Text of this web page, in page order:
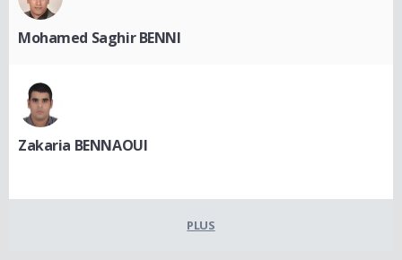
Mohamed Saghir BENNI
Zakaria BENNAOUI
PLUS